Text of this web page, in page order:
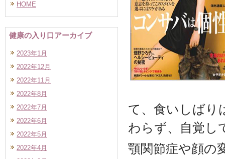
HOME
健康の入り口アーカイブ
2023年1月
2022年12月
2022年11月
2022年8月
2022年7月
2022年6月
2022年5月
2022年4月
て、食いしばり
わらず、自覚し
顎関節症や顔の